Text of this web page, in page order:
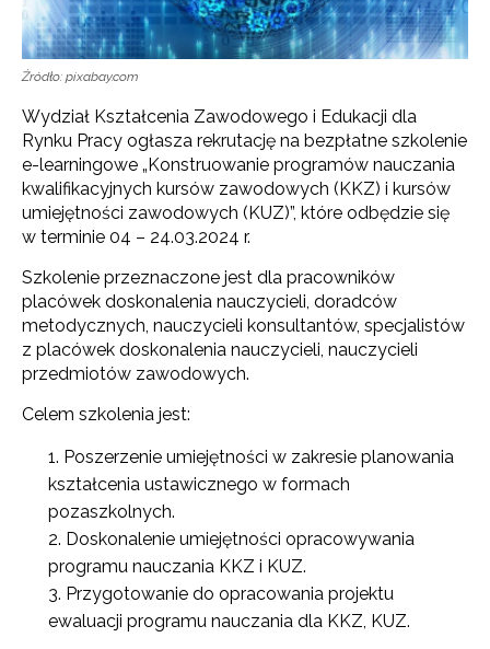
Źródło: pixabay.com
Wydział Kształcenia Zawodowego i Edukacji dla
Rynku Pracy ogłasza rekrutację na bezpłatne szkolenie
e-learningowe „Konstruowanie programów nauczania
kwalifikacyjnych kursów zawodowych (KKZ) i kursów
umiejętności zawodowych (KUZ)”, które odbędzie się
w terminie 04 – 24.03.2024 r.
Szkolenie przeznaczone jest dla pracowników
placówek doskonalenia nauczycieli, doradców
metodycznych, nauczycieli konsultantów, specjalistów
z placówek doskonalenia nauczycieli, nauczycieli
przedmiotów zawodowych.
Celem szkolenia jest:
Poszerzenie umiejętności w zakresie planowania
kształcenia ustawicznego w formach
pozaszkolnych.
Doskonalenie umiejętności opracowywania
programu nauczania KKZ i KUZ.
Przygotowanie do opracowania projektu
ewaluacji programu nauczania dla KKZ, KUZ.